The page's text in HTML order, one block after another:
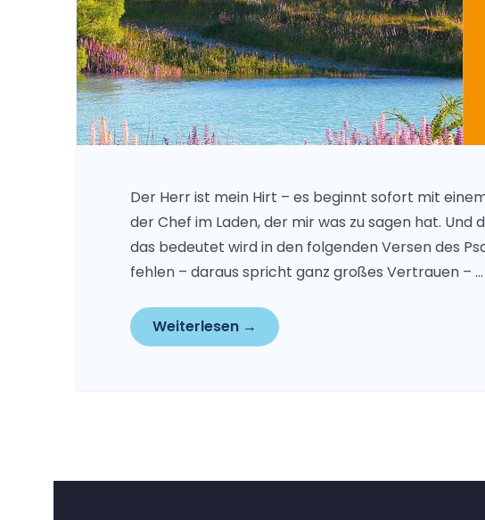
Der Herr ist mein Hirt – es beginnt sofort mit
der Chef im Laden, der mir was zu sagen hat. Und
das bedeutet wird in den folgenden Versen des
fehlen – daraus spricht ganz großes Vertrauen – …
Weiterlesen →